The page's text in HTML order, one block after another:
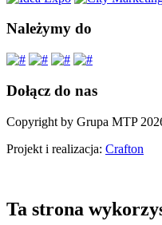
Należymy do
Dołącz do nas
Copyright by Grupa MTP
Projekt i realizacja: Crafton
Ta strona